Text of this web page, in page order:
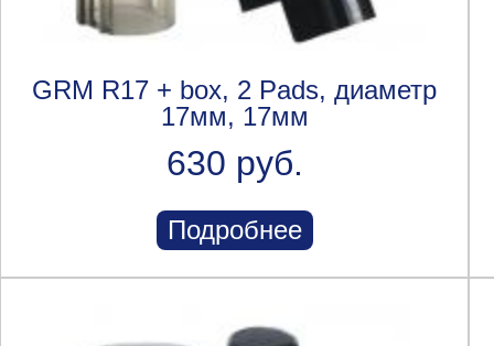
GRM R17 + box, 2 Pads, диаметр
17мм, 17мм
630 руб.
Подробнее